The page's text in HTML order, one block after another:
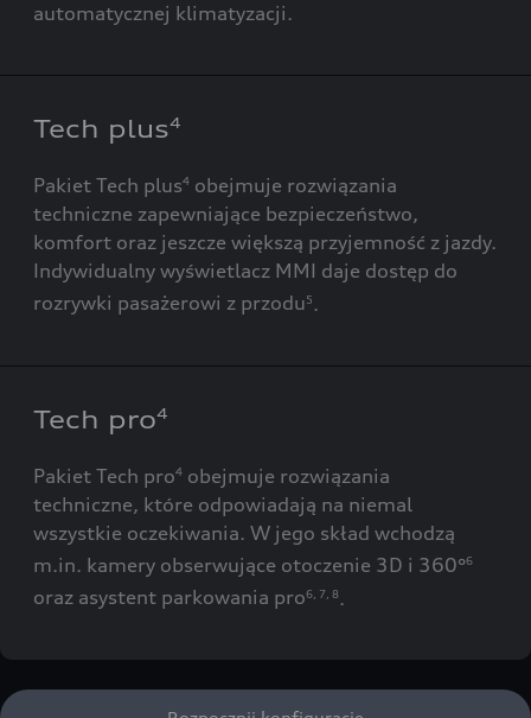
automatycznej klimatyzacji.
Tech plus4
Pakiet Tech plus4 obejmuje rozwiązania
techniczne zapewniające bezpieczeństwo,
komfort oraz jeszcze większą przyjemność z jazdy.
Indywidualny wyświetlacz MMI daje dostęp do
rozrywki pasażerowi z przodu5 .
Tech pro4
Pakiet Tech pro4 obejmuje rozwiązania
techniczne, które odpowiadają na niemal
wszystkie oczekiwania. W jego skład wchodzą
m.in. kamery obserwujące otoczenie 3D i 360°6
oraz asystent parkowania pro6 7 8 .